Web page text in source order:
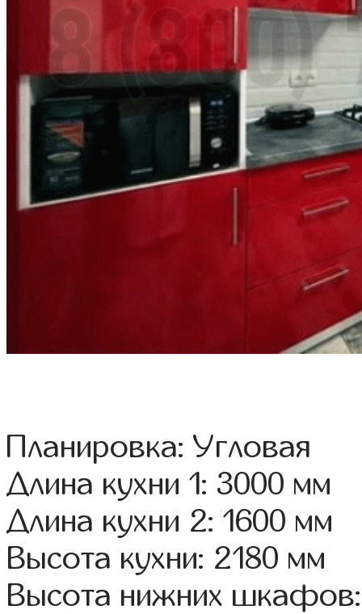
Планировка: Угловая
Длина кухни 1: 3000 мм
Длина кухни 2: 1600 мм
Высота кухни: 2180 мм
Высота нижних